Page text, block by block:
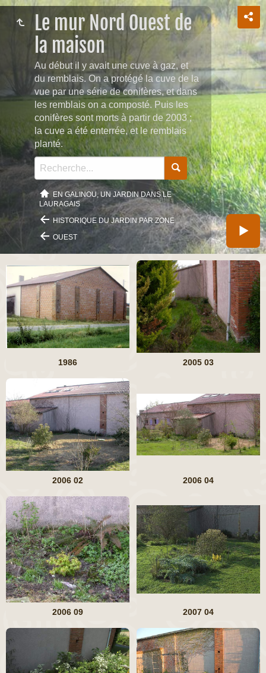
Le mur Nord Ouest de
la maison
Au début il y avait une cuve à gaz, et
du remblais. On a protégé la cuve de la
vue par une série de conifères, et dans
les remblais on a composté. Puis les
conifères sont morts à partir de 2003 ;
la cuve a été enterrée, et le remblais
planté.
EN GALINOU, UN JARDIN DANS LE
LAURAGAIS
HISTORIQUE DU JARDIN PAR ZONE
OUEST
1986 2005 03
2006 02 2006 04
2006 09 2007 04